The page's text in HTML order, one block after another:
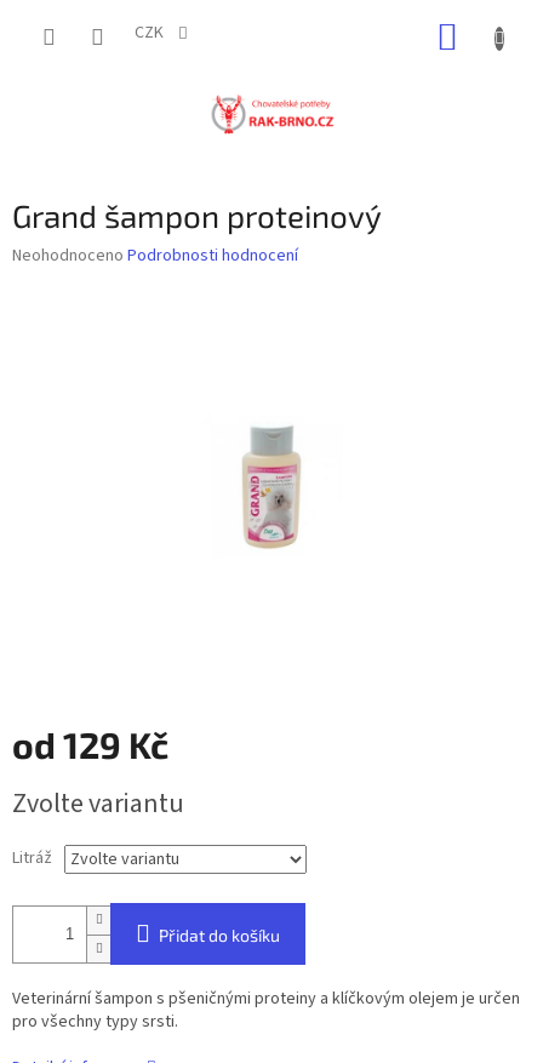
CZK
Grand šampon proteinový
Průměrné
Neohodnoceno Podrobnosti hodnocení
od 129 Kč
cena:
Zvolte variantu
Litráž
Přidat do košíku
Veterinární šampon s pšeničnými proteiny a klíčkovým olejem je určen
pro všechny typy srsti.